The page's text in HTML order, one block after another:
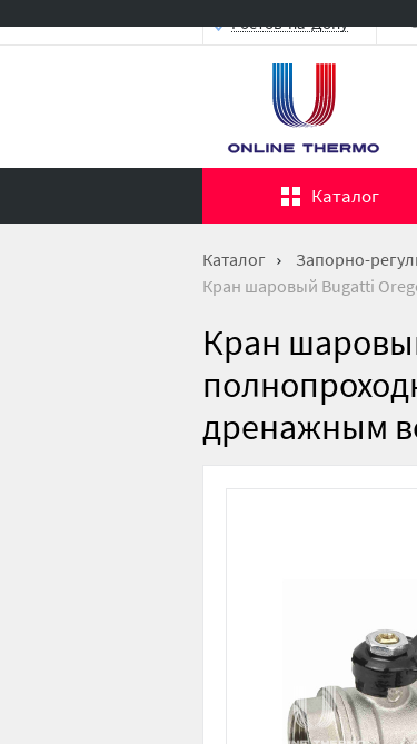
Ростов-на-Дону
Каталог
Каталог Запорно-
Кран шаровый Bugatti
Кран
дренажным